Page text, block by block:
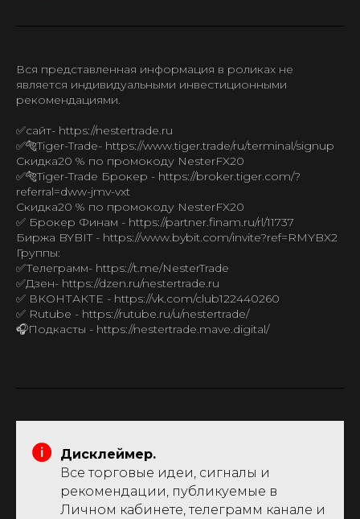
Вся представленная информация в роликах не
является индивидуальными инвестиционными
рекомендациями.
✅сайт- https://nestertrade.ru
✅🐅Tiger-Trade- https://www.tiger.trade/ru/terminal/signup
Скидка20 % по промокоду NesterFX20
✅🐅Tiger-Trade Брокер - https://broker.tiger.com/?
referral=dww-jmv-vxt
Скидка20 % по промокоду NesterFX20
✅ Брокер Финам - https://partner.finam.ru/rl/11737
Биржа BYBIT - https://www.bybit.com/invite?ref=RMYBX2
Группы:
✅Телеграмм- https://t.me/NesterTrade
✅Дзен- https://dzen.ru/nestertrade.ru
✅ ВКОНТАКТЕ - https://vk.com/club122440260
✅ Rutube - https://rutube.ru/u/nestertrade/
🎧Подкасты - https://nestertrade.mave.digital/
Дисклеймер.
Все торговые идеи, сигналы и
рекомендации, публикуемые в
Личном кабинете, телеграмм канале и